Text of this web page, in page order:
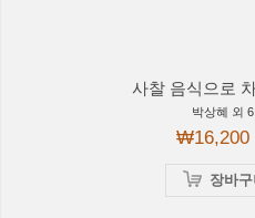
사찰 음식으로
박상혜 외
₩16,200
장바